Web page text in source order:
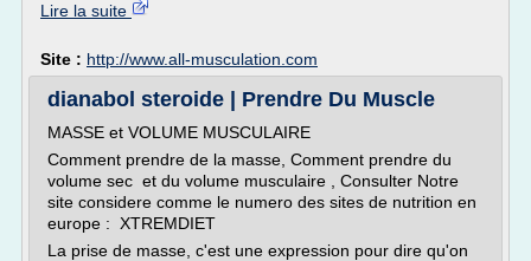
Lire la suite
Site : http://www.all-musculation.com
dianabol steroide | Prendre Du Muscle
MASSE et VOLUME MUSCULAIRE
Comment prendre de la masse, Comment prendre du
volume sec et du volume musculaire , Consulter Notre
site considere comme le numero des sites de nutrition en
europe : XTREMDIET
La prise de masse, c'est une expression pour dire qu'on